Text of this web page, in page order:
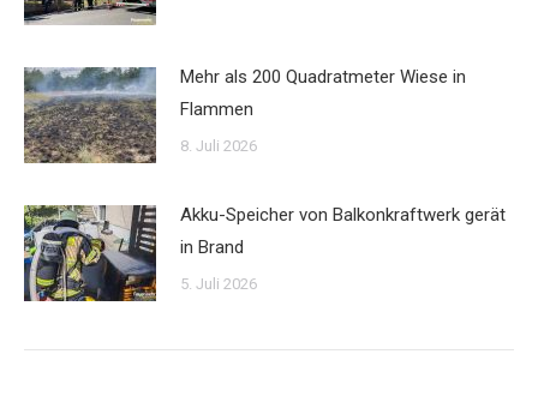
Mehr als 200 Quadratmeter Wiese in
Flammen
8. Juli 2026
Akku-Speicher von Balkonkraftwerk gerät
in Brand
5. Juli 2026